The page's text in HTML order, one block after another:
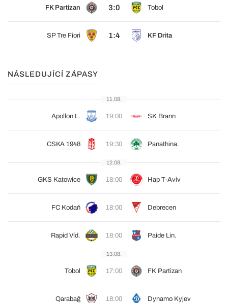
FK Partizan 3:0 Tobol
SP Tre Fiori 1:4 KF Drita
NÁSLEDUJÍCÍ ZÁPASY
11.08.
Apollon L. 19:00 SK Brann
CSKA 1948 19:30 Panathina.
12.08.
GKS Katowice 18:00 Hap T-Aviv
FC Kodaň 18:00 Debrecen
Rapid Víd. 18:00 Paide Lin.
13.08.
Tobol 17:00 FK Partizan
Qarabağ 18:00 Dynamo Kyjev